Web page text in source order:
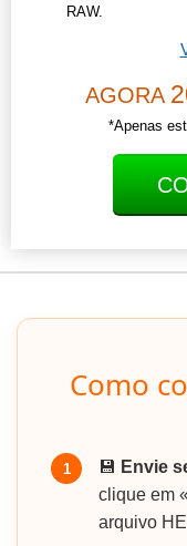
RAW.
AGORA
*Apenas
Como
1 💾 Envie
clique em
arquivo